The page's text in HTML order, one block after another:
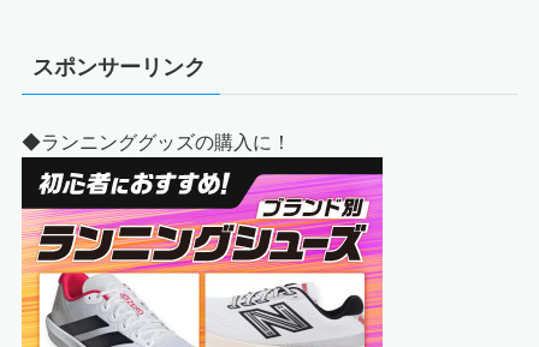
スポンサーリンク
◆ランニンググッズの購入に！